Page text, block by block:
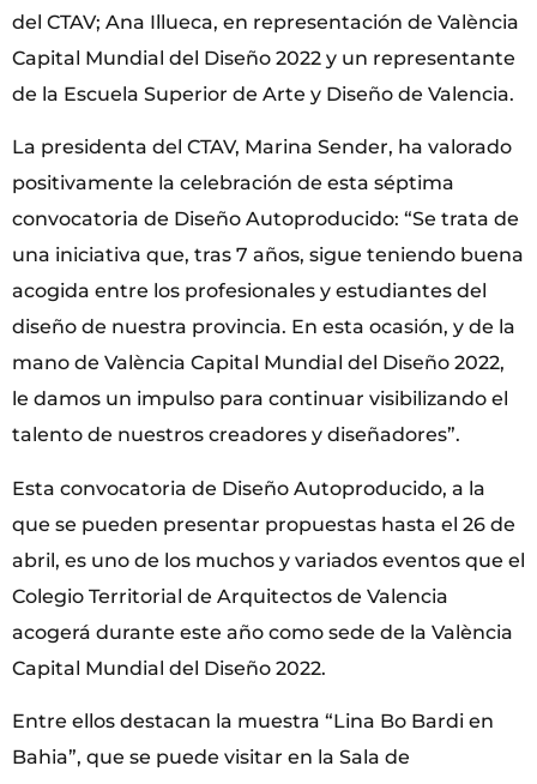
del CTAV; Ana Illueca, en representación de València
Capital Mundial del Diseño 2022 y un representante
de la Escuela Superior de Arte y Diseño de Valencia.
La presidenta del CTAV, Marina Sender, ha valorado
positivamente la celebración de esta séptima
convocatoria de Diseño Autoproducido: “Se trata de
una iniciativa que, tras 7 años, sigue teniendo buena
acogida entre los profesionales y estudiantes del
diseño de nuestra provincia. En esta ocasión, y de la
mano de València Capital Mundial del Diseño 2022,
le damos un impulso para continuar visibilizando el
talento de nuestros creadores y diseñadores”.
Esta convocatoria de Diseño Autoproducido, a la
que se pueden presentar propuestas hasta el 26 de
abril, es uno de los muchos y variados eventos que el
Colegio Territorial de Arquitectos de Valencia
acogerá durante este año como sede de la València
Capital Mundial del Diseño 2022.
Entre ellos destacan la muestra “Lina Bo Bardi en
Bahia”, que se puede visitar en la Sala de